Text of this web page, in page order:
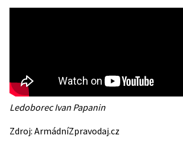
Ledoborec Ivan Papanin
Zdroj: ArmádníZpravodaj.cz